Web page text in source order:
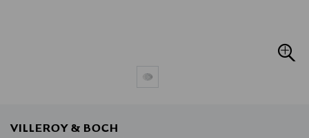
VILLEROY & BOCH